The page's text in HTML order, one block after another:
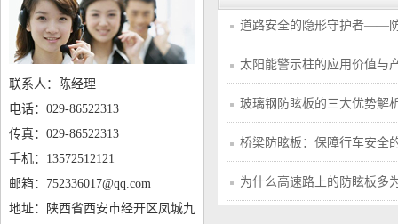
联系人：陈经理
电话：029-86522313
传真：029-86522313
手机：13572512121
邮箱：752336017@qq.com
地址：陕西省西安市经开区凤城九
道路安全的隐形守护者——
太阳能警示柱的应用价值与
玻璃钢防眩板的三大优势解
桥梁防眩板：保障行车安全
为什么高速路上的防眩板多